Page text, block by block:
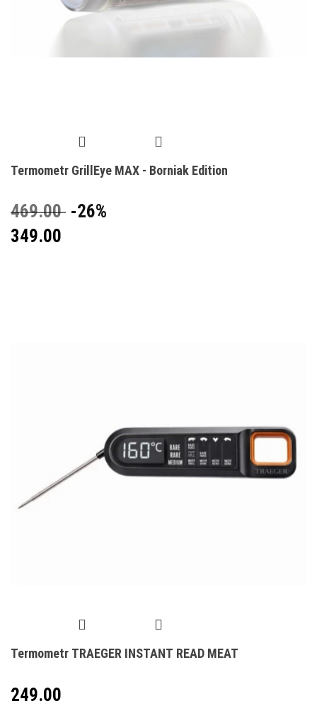
Termometr GrillEye MAX - Borniak Edition
469.00 -26%
349.00
Termometr TRAEGER INSTANT READ MEAT
249.00